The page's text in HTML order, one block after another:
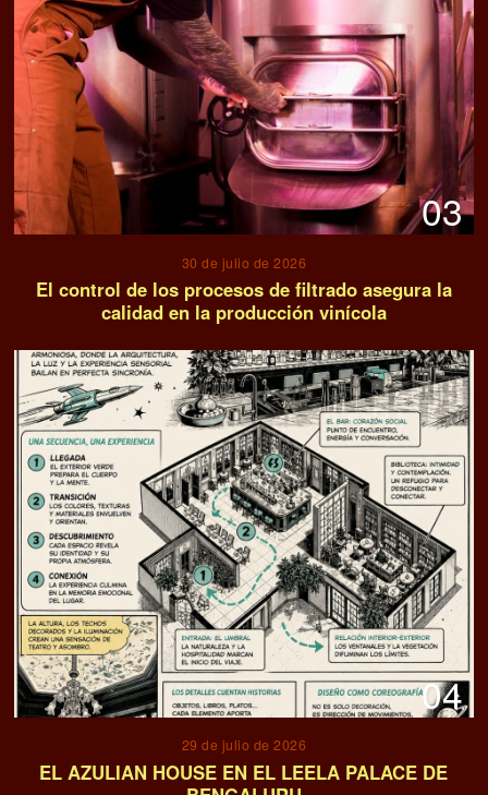
03
30 de julio de 2026
El control de los procesos de filtrado asegura la
calidad en la producción vinícola
04
29 de julio de 2026
EL AZULIAN HOUSE EN EL LEELA PALACE DE